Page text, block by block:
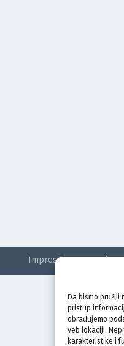
Da bismo
pristup
obrađujemo
veb lokaciji.
karakteristike i
Impressum Kontakt